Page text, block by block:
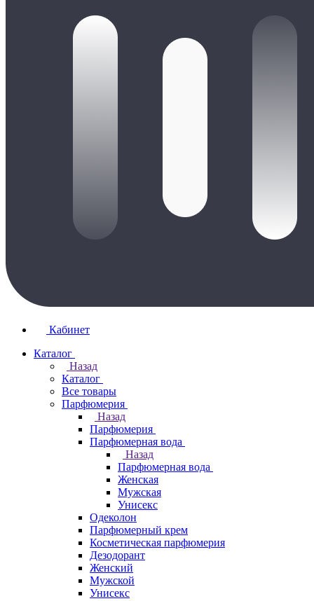
Кабинет
Каталог
Назад
Каталог
Все товары
Парфюмерия
Назад
Парфюмерия
Парфюмерная вода
Назад
Парфюмерная вода
Женская
Мужская
Унисекс
Одеколон
Парфюмерный крем
Косметическая парфюмерия
Дезодорант
Женский
Мужской
Унисекс